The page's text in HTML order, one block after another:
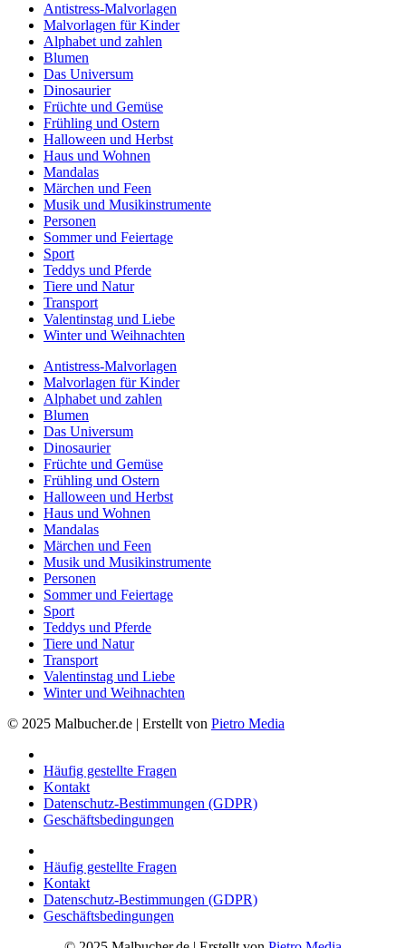
Antistress-Malvorlagen
Malvorlagen für Kinder
Alphabet und zahlen
Blumen
Das Universum
Dinosaurier
Früchte und Gemüse
Frühling und Ostern
Halloween und Herbst
Haus und Wohnen
Mandalas
Märchen und Feen
Musik und Musikinstrumente
Personen
Sommer und Feiertage
Sport
Teddys und Pferde
Tiere und Natur
Transport
Valentinstag und Liebe
Winter und Weihnachten
Antistress-Malvorlagen
Malvorlagen für Kinder
Alphabet und zahlen
Blumen
Das Universum
Dinosaurier
Früchte und Gemüse
Frühling und Ostern
Halloween und Herbst
Haus und Wohnen
Mandalas
Märchen und Feen
Musik und Musikinstrumente
Personen
Sommer und Feiertage
Sport
Teddys und Pferde
Tiere und Natur
Transport
Valentinstag und Liebe
Winter und Weihnachten
© 2025 Malbucher.de | Erstellt von Pietro Media
Häufig gestellte Fragen
Kontakt
Datenschutz-Bestimmungen (GDPR)
Geschäftsbedingungen
Häufig gestellte Fragen
Kontakt
Datenschutz-Bestimmungen (GDPR)
Geschäftsbedingungen